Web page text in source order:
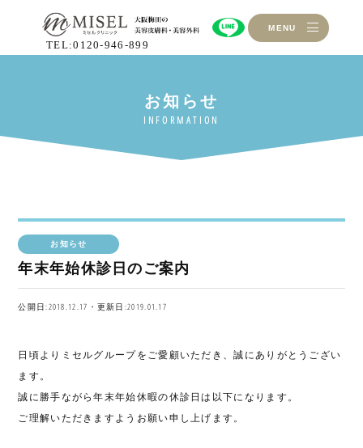
TEL:0120-946-899
MENU
お知らせ
年末年始休診日のご案内
公開日:2018.12.17・更新日:2019.01.17
日頃よりミセルグループをご愛顧いただき、誠にありがとうござい
ます。
誠に勝手ながら年末年始休暇の休診日は以下になります。
ご理解いただきますようお願い申し上げます。